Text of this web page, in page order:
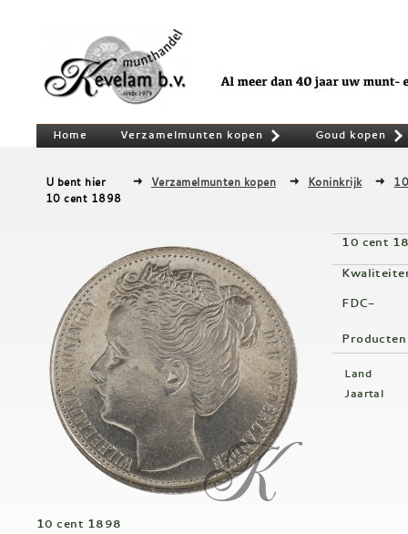
Home Verzamelmunten kopen Goud kopen
U bent hier Verzamelmunten kopen Koninkrijk
10 cent 1898
10 cent 1898
10 cent
FDC-
Land
Jaartal